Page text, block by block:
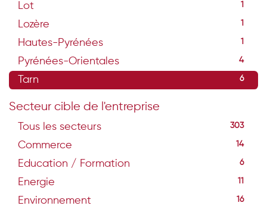
Lot 1
Lozère 1
Hautes-Pyrénées 1
Pyrénées-Orientales 4
Tarn 6
Secteur cible de l'entreprise
Tous les secteurs 303
Commerce 14
Education / Formation 6
Energie 11
Environnement 16